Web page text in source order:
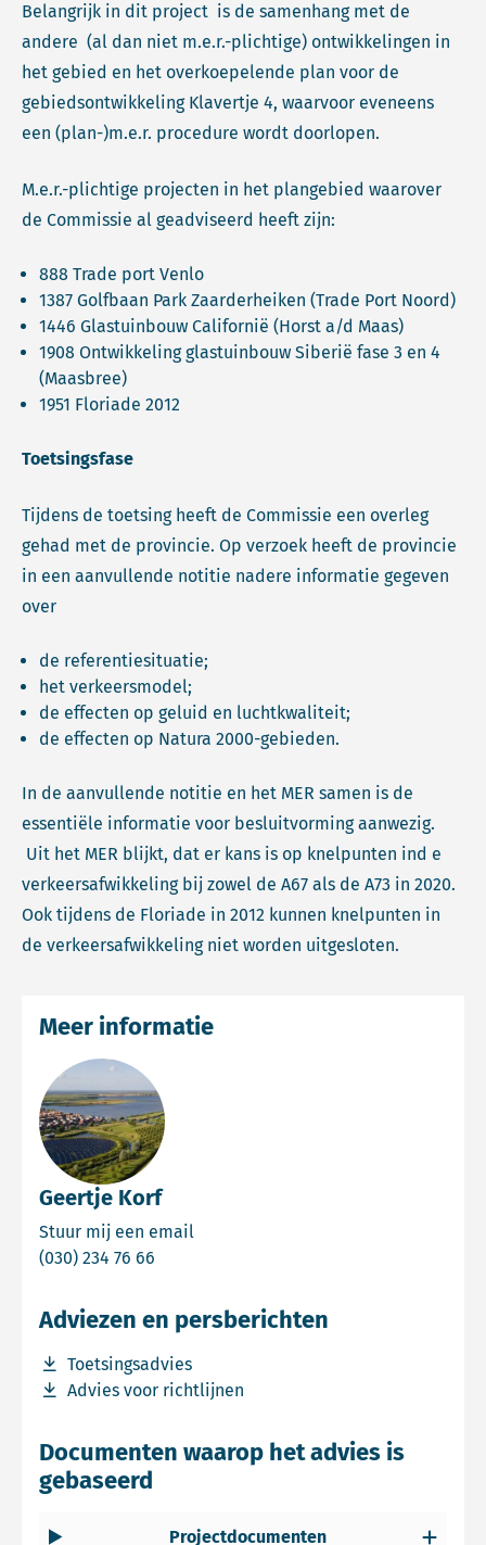
Belangrijk in dit project is de samenhang met de
andere (al dan niet m.e.r.-plichtige) ontwikkelingen in
het gebied en het overkoepelende plan voor de
gebiedsontwikkeling Klavertje 4, waarvoor eveneens
een (plan-)m.e.r. procedure wordt doorlopen.
M.e.r.-plichtige projecten in het plangebied waarover
de Commissie al geadviseerd heeft zijn:
888 Trade port Venlo
1387 Golfbaan Park Zaarderheiken (Trade Port Noord)
1446 Glastuinbouw Californië (Horst a/d Maas)
1908 Ontwikkeling glastuinbouw Siberië fase 3 en 4
(Maasbree)
1951 Floriade 2012
Toetsingsfase
Tijdens de toetsing heeft de Commissie een overleg
gehad met de provincie. Op verzoek heeft de provincie
in een aanvullende notitie nadere informatie gegeven
over
de referentiesituatie;
het verkeersmodel;
de effecten op geluid en luchtkwaliteit;
de effecten op Natura 2000-gebieden.
In de aanvullende notitie en het MER samen is de
essentiële informatie voor besluitvorming aanwezig.
Uit het MER blijkt, dat er kans is op knelpunten ind e
verkeersafwikkeling bij zowel de A67 als de A73 in 2020.
Ook tijdens de Floriade in 2012 kunnen knelpunten in
de verkeersafwikkeling niet worden uitgesloten.
Geertje Korf
Stuur mij een email
(030) 234 76 66
Meer informatie
Adviezen en persberichten
Toetsingsadvies
Download bestand Toetsingsadvies
Advies voor richtlijnen
Download bestand Advies voor richtlijnen
Documenten waarop het advies is
gebaseerd
Projectdocumenten